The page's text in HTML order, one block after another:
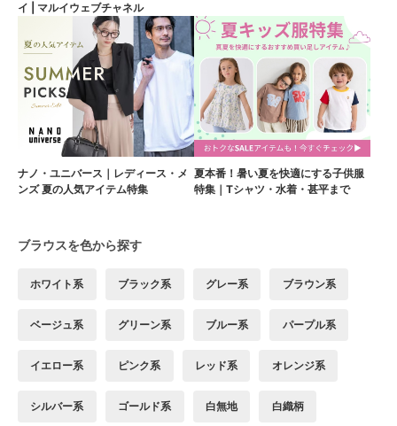
イ | マルイウェブチャネル
ナノ・ユニバース｜レディース・メ
ンズ 夏の人気アイテム特集
夏本番！暑い夏を快適にする子供服
特集｜Tシャツ・水着・甚平まで
ブラウスを色から探す
ホワイト系 ブラック系 グレー系 ブラウン系
ベージュ系 グリーン系 ブルー系 パープル系
イエロー系 ピンク系 レッド系 オレンジ系
シルバー系 ゴールド系 白無地 白織柄